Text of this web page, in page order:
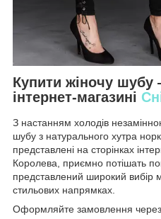
Купити жіночу
інтернет-магазині
З настанням холодів
шубу з натурального хутра
представлені на сторінках
Королева, приємно потішать
представлений широкий вибір
стильових напрямках.
Оформляйте замовлення